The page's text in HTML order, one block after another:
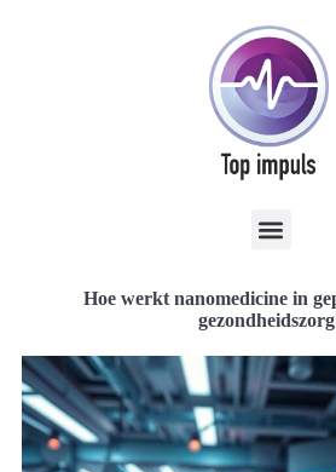
Hoe werkt nanomedicine in